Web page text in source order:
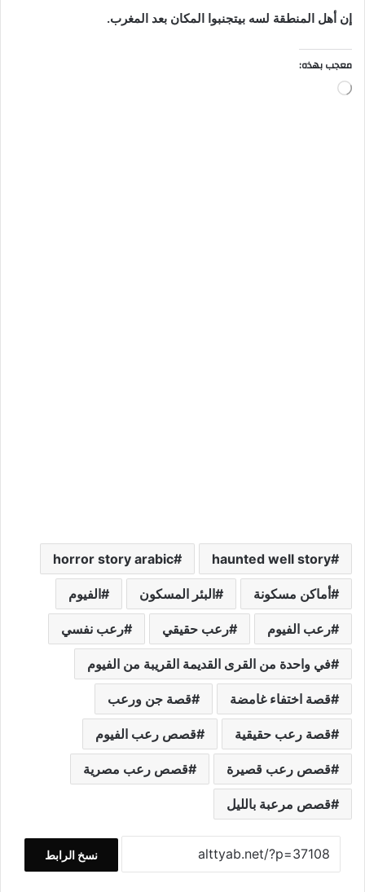
إن أهل المنطقة لسه بيتجنبوا المكان بعد المغرب.
معجب بهذه:
haunted well story
horror story arabic
أماكن مسكونة البئر المسكون الفيوم
رعب الفيوم رعب حقيقي رعب نفسي
في واحدة من القرى القديمة القريبة من الفيوم
قصة اختفاء غامضة قصة جن ورعب
قصة رعب حقيقية قصص رعب الفيوم
قصص رعب قصيرة قصص رعب مصرية
قصص مرعبة بالليل
نسخ الرابط